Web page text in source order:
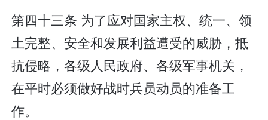
第四十三条 为了应对国家主权、统一、领
土完整、安全和发展利益遭受的威胁，抵
抗侵略，各级人民政府、各级军事机关，
在平时必须做好战时兵员动员的准备工
作。